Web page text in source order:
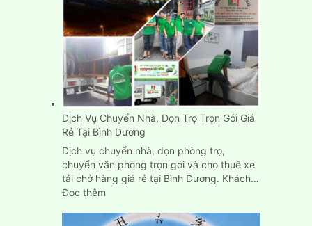
Dịch Vụ Chuyển Nhà, Dọn Trọ Trọn Gói Giá
Rẻ Tại Bình Dương
Dịch vụ chuyển nhà, dọn phòng trọ,
chuyển văn phòng trọn gói và cho thuê xe
tải chở hàng giá rẻ tại Bình Dương. Khách…
Đọc thêm:
Vụ